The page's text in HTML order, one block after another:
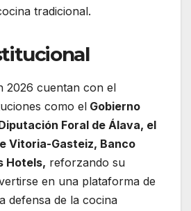
tradicional.
2026 cuentan con el
como el Gobierno
Foral de Álava, el
Vitoria-Gasteiz, Banco
Hotels, reforzando su
en una plataforma de
defensa de la cocina